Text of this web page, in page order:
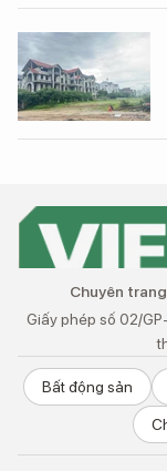
Chuyên
Giấy phép số 02/
Bất động sản